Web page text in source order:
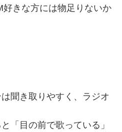
好きな方には物足りないか
聞き取りやすく、ラジオ
「目の前で歌っている」